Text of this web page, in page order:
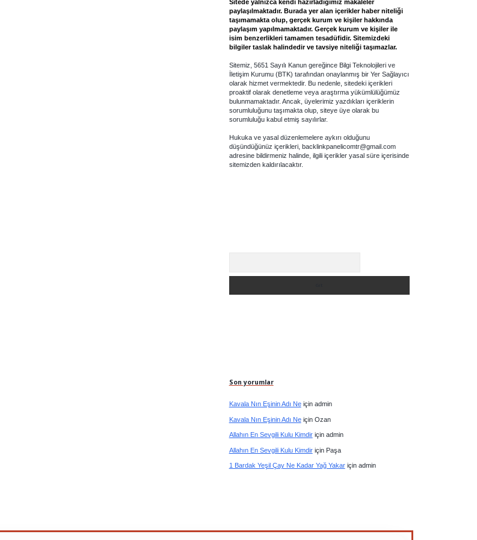
Sitede yalnızca kendi hazırladığımız makaleler
paylaşılmaktadır. Burada yer alan içerikler haber niteliği
taşımamakta olup, gerçek kurum ve kişiler hakkında
paylaşım yapılmamaktadır. Gerçek kurum ve kişiler ile
isim benzerlikleri tamamen tesadüfidir. Sitemizdeki
bilgiler taslak halindedir ve tavsiye niteliği taşımazlar.
Sitemiz, 5651 Sayılı Kanun gereğince Bilgi Teknolojileri ve
İletişim Kurumu (BTK) tarafından onaylanmış bir Yer Sağlayıcı
olarak hizmet vermektedir. Bu nedenle, sitedeki içerikleri
proaktif olarak denetleme veya araştırma yükümlülüğümüz
bulunmamaktadır. Ancak, üyelerimiz yazdıkları içeriklerin
sorumluluğunu taşımakta olup, siteye üye olarak bu
sorumluluğu kabul etmiş sayılırlar.
Hukuka ve yasal düzenlemelere aykırı olduğunu
düşündüğünüz içerikleri, backlinkpanelicomtr@gmail.com
adresine bildirmeniz halinde, ilgili içerikler yasal süre içerisinde
sitemizden kaldırılacaktır.
Son yorumlar
Kavala Nın Eşinin Adı Neiçin admin
Kavala Nın Eşinin Adı Neiçin Ozan
Allahın En Sevgili Kulu Kimdiriçin admin
Allahın En Sevgili Kulu Kimdiriçin Paşa
1 Bardak Yeşil Çay Ne Kadar Yağ Yakariçin admin